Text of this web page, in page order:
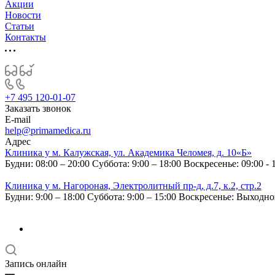
Акции
Новости
Статьи
Контакты
+7 495 120-01-07
Заказать звонок
E-mail
help@primamedica.ru
Адрес
Клиника у м. Калужская, ул. Академика Челомея, д. 10«Б»
Будни: 08:00 – 20:00 Суббота: 9:00 – 18:00 Воскресенье: 09:00 -
Клиника у м. Нагороная, Электролитный пр-д, д.7, к.2, стр.2
Будни: 9:00 – 18:00 Суббота: 9:00 – 15:00 Воскресенье:
Запись онлайн